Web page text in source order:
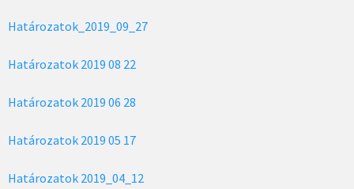
Határozatok_2019_09_27
Határozatok 2019 08 22
Határozatok 2019 06 28
Határozatok 2019 05 17
Határozatok 2019_04_12